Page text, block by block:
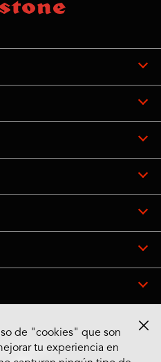
en Redes
de "cookies" que son
tu experiencia en